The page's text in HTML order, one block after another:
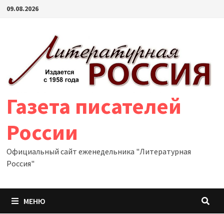
Перейти
09.08.2026
Газета писателей
России
Официальный сайт еженедельника "Литературная
Россия"
МЕНЮ